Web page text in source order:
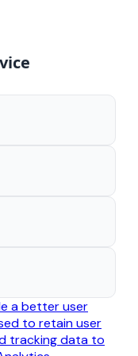
a better user
to retain user
tracking data to